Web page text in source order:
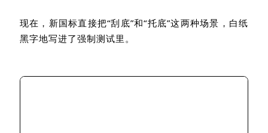
现在，新国标直接把“刮底”和“托底”这两种场景，白纸
黑字地写进了强制测试里。